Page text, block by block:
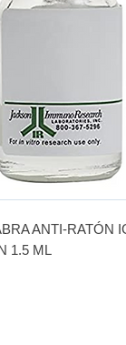
ANTI-RATÓN
1.5 ML